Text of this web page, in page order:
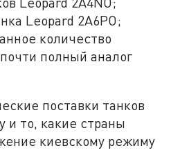
Leopard 2A6PO;
количество
полный аналог
поставки танков
и то, какие страны
киевскому режиму